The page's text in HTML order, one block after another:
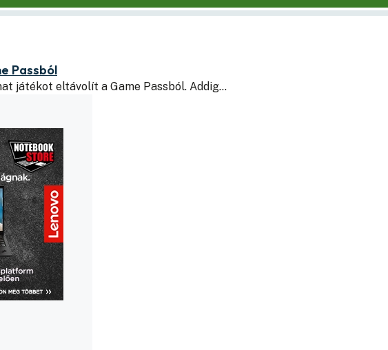
Passból
játékot eltávolít a Game Passból. Addig…